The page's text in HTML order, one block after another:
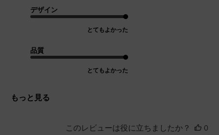
デザイン
とてもよかった
品質
とてもよかった
もっと見る
このレビューは役に立ちましたか？
0